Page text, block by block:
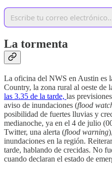
La tormenta
La oficina del NWS en Austin es
Country, la zona rural al oeste de
las 3.35 de la tarde, las
aviso de inundaciones (flood
posibilidad de fuertes lluvias y
medianoche, ya en el 4 de julio
Twitter, una alerta (flood warning
inundaciones en la región.
tarde, hablando de crecidas. No
cuando declaran el estado de